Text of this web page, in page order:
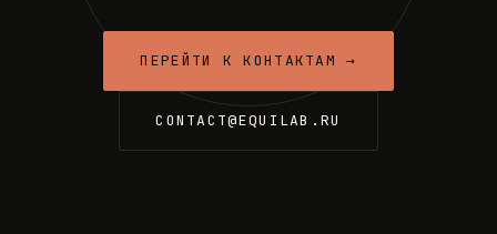
ПЕРЕЙТИ К КОНТАКТАМ →
CONTACT@EQUILAB.RU